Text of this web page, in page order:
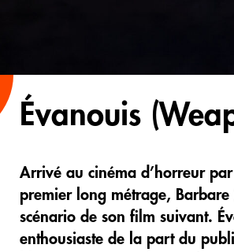
Évanouis
Arrivé au cinéma d’horreur
premier long métrage,
scénario de son film suivant.
enthousiaste de la part du